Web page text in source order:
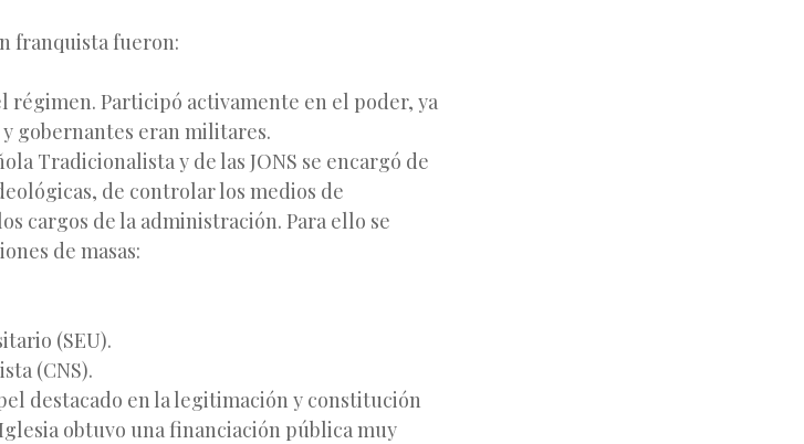
franquista fueron:
régimen. Participó activamente en el poder, ya
gobernantes eran militares.
Tradicionalista y de las JONS se encargó de
de controlar los medios de
cargos de la administración. Para ello se
de masas:
(SEU).
(CNS).
destacado en la legitimación y constitución
obtuvo una financiación pública muy